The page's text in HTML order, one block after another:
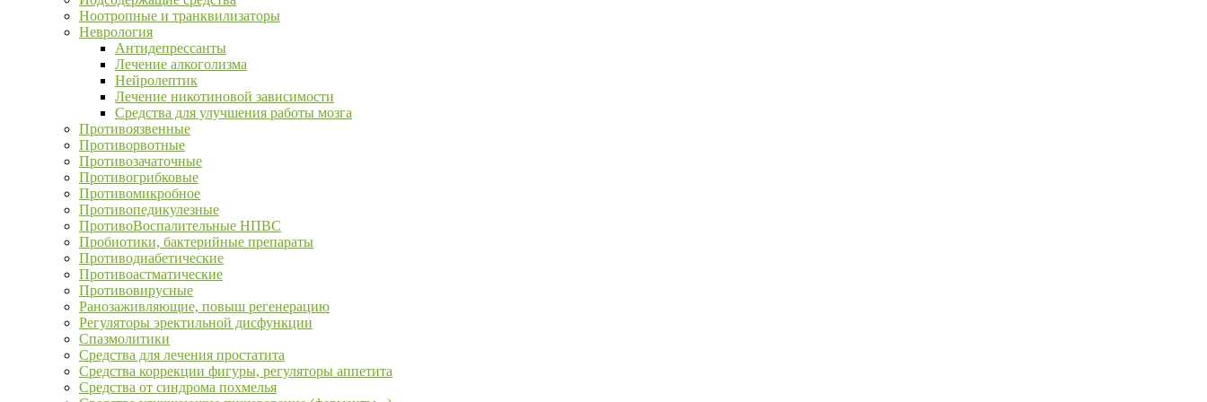
Ноотропные и транквилизаторы
Неврология
Антидепрессанты
Лечение алкоголизма
Нейролептик
Лечение никотиновой зависимости
Средства для улучшения работы мозга
Противоязвенные
Противорвотные
Противозачаточные
Противогрибковые
Противомикробное
Противопедикулезные
ПротивоВоспалительные НПВС
Пробиотики, бактерийные препараты
Противодиабетические
Противоастматические
Противовирусные
Ранозаживляющие, повыш регенерацию
Регуляторы эректильной дисфункции
Спазмолитики
Средства для лечения простатита
Средства коррекции фигуры, регуляторы аппетита
Средства от синдрома похмелья